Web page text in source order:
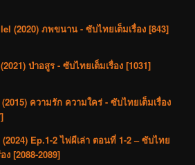
(2020) ภพขนาน - ซับไทยเต็มเรื่อง [843]
ป่าอสูร - ซับไทยเต็มเรื่อง [1031]
ความรัก ความใคร่ - ซับไทยเต็มเรื่อง
(2024) Ep.1-2 ไพ่ผีเล่า ตอนที่ 1-2 – ซับไทย
อง [2088-2089]